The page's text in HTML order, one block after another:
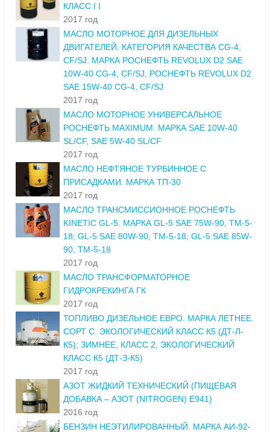
КЛАСС I I
2017 год
МАСЛО МОТОРНОЕ ДЛЯ ДИЗЕЛЬНЫХ
ДВИГАТЕЛЕЙ. КАТЕГОРИЯ КАЧЕСТВА CG-4,
CF/SJ. МАРКА РОСНЕФТЬ REVOLUX D2 SAE
10W-40 CG-4, CF/SJ, РОСНЕФТЬ REVOLUX D2
SAE 15W-40 CG-4, CF/SJ
2017 год
МАСЛО МОТОРНОЕ УНИВЕРСАЛЬНОЕ
РОСНЕФТЬ MAXIMUM. МАРКА SAE 10W-40
SL/CF, SAE 5W-40 SL/CF
2017 год
МАСЛО НЕФТЯНОЕ ТУРБИННОЕ С
ПРИСАДКАМИ. МАРКА ТП-30
2017 год
МАСЛО ТРАНСМИССИОННОЕ РОСНЕФТЬ
KINETIC GL-5. МАРКА GL-5 SAE 75W-90, ТМ-5-
18; GL-5 SAE 80W-90, ТМ-5-18; GL-5 SAE 85W-
90, ТМ-5-18
2017 год
МАСЛО ТРАНСФОРМАТОРНОЕ
ГИДРОКРЕКИНГА ГК
2017 год
ТОПЛИВО ДИЗЕЛЬНОЕ ЕВРО. МАРКА ЛЕТНЕЕ.
СОРТ С. ЭКОЛОГИЧЕСКИЙ КЛАСС К5 (ДТ-Л-
К5); ЗИМНЕЕ, КЛАСС 2, ЭКОЛОГИЧЕСКИЙ
КЛАСС К5 (ДТ-З-К5)
2017 год
АЗОТ ЖИДКИЙ ТЕХНИЧЕСКИЙ (ПИЩЕВАЯ
ДОБАВКА – АЗОТ (NITROGEN) E941)
2016 год
БЕНЗИН НЕЭТИЛИРОВАННЫЙ. МАРКА АИ-92-